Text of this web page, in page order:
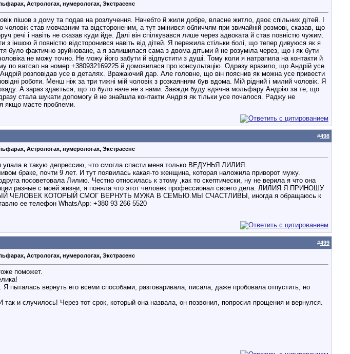
Астрологах, нумерологах, Экстрасенс
пішов з дому та подав на розлучення. Начебто й жили добре, власне житло, двоє спільних дітей. І
став мовчазним та відстороненим, а тут змінився обличчям при звичайній розмові, сказав, що
речі і навіть не сказав куди йде. Далі він спілкувався лише через адвоката й став повністю чужим.
з іншою й повністю відсторонився навіть від дітей. Я пережила стільки болі, що тепер дивуюся як я
було фактично зруйноване, а я залишилася сама з двома дітьми й не розуміла через, що і як бути
не можу точно. Не можу його забути й відпустити з душі. Тому коли я натрапила на контакти й
по ватсап на номер +380932169225 й домовилася про консультацію. Одразу вразило, що Андрій усе
розповідав усе в деталях. Вражаючий дар. Але головне, що він пояснив як можна усе привести
роботи. Менш ніж за три тижні мій чоловік з розкаянням був вдома. Мій рідний і милий чоловік. Я
А зараз здається, що то було наче не з нами. Завжди буду вдячна мольфару Андрію за те, що
стала шукати допомогу й не знайшла контакти Андрія як тільки усе почалося. Раджу не
якщо маєте проблеми.
#498
Астрологах, нумерологах, Экстрасенс
в такую депрессию, что смогла спасти меня только ВЕДУНЬЯ ЛИЛИЯ.
браке, почти 9 лет. И тут появилась какая-то женщина, которая наложила приворот мужу.
посоветовала Лилию. Честно относилась к этому ,как то скептически, ну не верила я что она
разные с моей жизни, я поняла что этот человек профессионал своего дела. ЛИЛИЯ Я ПРИНОШУ
КОТОРЫЙ СМОГ ВЕРНУТЬ МУЖА В СЕМЬЮ.МЫ СЧАСТЛИВЫ, иногда я обращаюсь к
ее телефон WhatsApp: +380 93 266 5520
#499
Астрологах, нумерологах, Экстрасенс
поможет.
вернуть его всеми способами, разговаривала, писала, даже пробовала отпустить, но
и случилось! Через тот срок, который она назвала, он позвонил, попросил прощения и вернулся.